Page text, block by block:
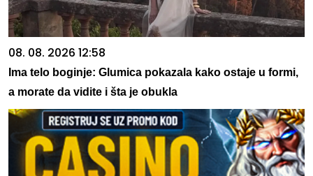
08. 08. 2026 12:58
Ima telo boginje: Glumica pokazala kako ostaje u formi,
a morate da vidite i šta je obukla